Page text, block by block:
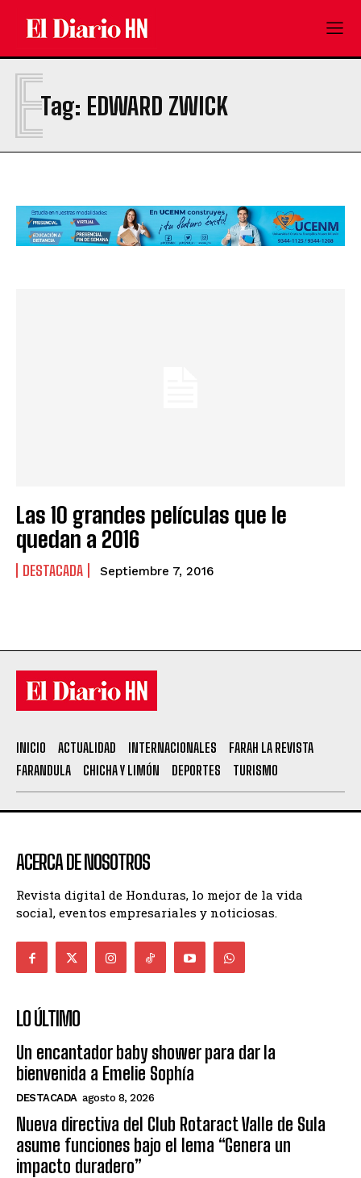
Tag: EDWARD ZWICK
E
Las 10 grandes películas que le
quedan a 2016
DESTACADA Septiembre 7, 2016
INICIO ACTUALIDAD INTERNACIONALES
FARAH LA REVISTA
FARANDULA
CHICHA Y LIMÓN DEPORTES TURISMO
ACERCA DE NOSOTROS
Revista digital de Honduras, lo mejor de la vida
social, eventos empresariales y noticiosas.
LO ÚLTIMO
Un encantador baby shower para dar la
bienvenida a Emelie Sophía
DESTACADA agosto 8, 2026
Nueva directiva del Club Rotaract Valle de Sula
asume funciones bajo el lema “Genera un
impacto duradero”